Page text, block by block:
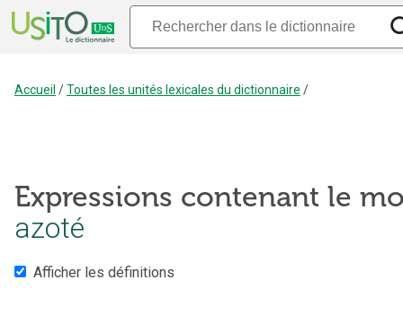
Accueil /Toutes les unités lexicales du dictionnaire /
Expressions contenant le
azoté
Afficher les définitions